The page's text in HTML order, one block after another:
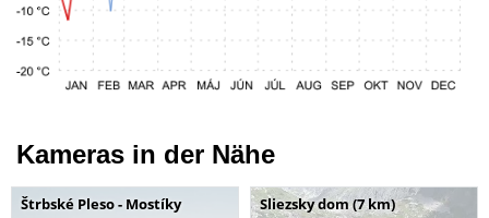
Kameras in der Nähe
Štrbské Pleso - Mostíky Sliezsky dom (7 km)